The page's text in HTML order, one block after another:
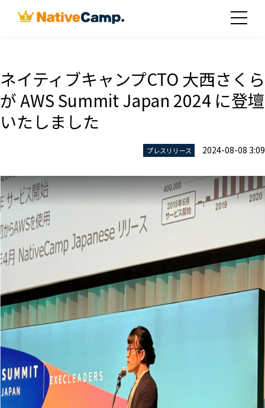
ネイティブキャンプCTO 大西さくら
が AWS Summit Japan 2024 に登壇
いたしました
プレスリリース 2024-08-08 3:09